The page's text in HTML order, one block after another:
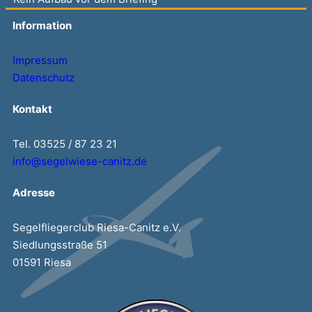
Information
Impressum
Datenschutz
Kontakt
Tel. 03525 / 87 23 21
info@segelwiese-canitz.de
Adresse
Segelfliegerclub Riesa-Canitz e.V.
Siedlungsstraße 51
01591 Riesa